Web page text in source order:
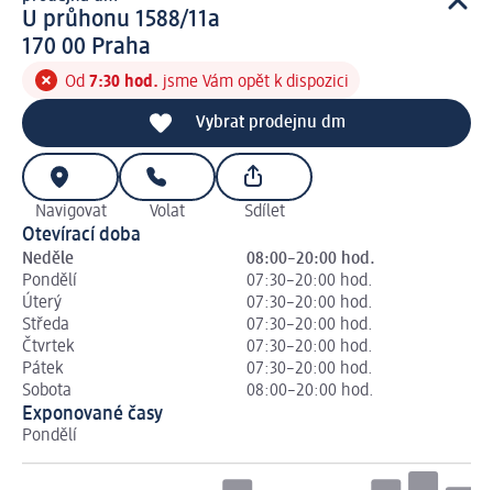
prodejna d m
U průhonu 1588/11a
1 7 0 0 0
170 00 Praha
Od 7:30 hod. jsme Vám opět k dispozici
Vybrat prodejnu dm
Navigovat Volat Sdílet
Otevírací doba
Neděle
08:00–20:00 hod.
Pondělí
07:30–20:00 hod.
Úterý
07:30–20:00 hod.
Středa
07:30–20:00 hod.
Čtvrtek
07:30–20:00 hod.
Pátek
07:30–20:00 hod.
Sobota
08:00–20:00 hod.
Exponované časy
Pondělí